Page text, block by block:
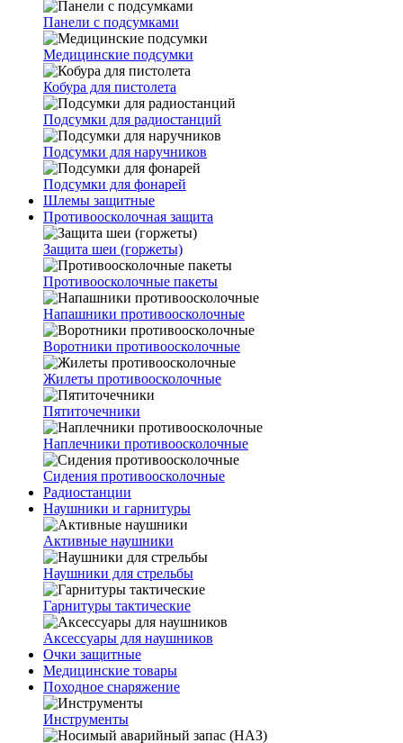
Панели с подсумками
Медицинские подсумки
Кобура для пистолета
Подсумки для радиостанций
Подсумки для наручников
Подсумки для фонарей
Шлемы защитные
Противоосколочная защита
Защита шеи (горжеты)
Противоосколочные пакеты
Напашники противоосколочные
Воротники противоосколочные
Жилеты противоосколочные
Пятиточечники
Наплечники противоосколочные
Сидения противоосколочные
Радиостанции
Наушники и гарнитуры
Активные наушники
Наушники для стрельбы
Гарнитуры тактические
Аксессуары для наушников
Очки защитные
Медицинские товары
Походное снаряжение
Инструменты